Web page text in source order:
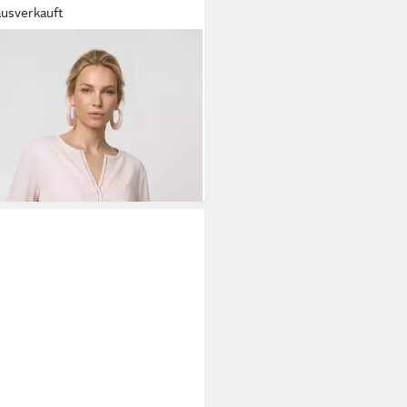
Schlupfbluse Schluse Basic
Regular fit mit V-Ausschnitt